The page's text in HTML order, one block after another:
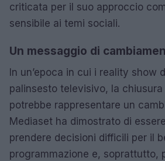
criticata per il suo approccio
sensibile ai temi sociali.
Un messaggio di
In un’epoca in cui i reality show
palinsesto televisivo, la chiusura
potrebbe rappresentare un
Mediaset ha dimostrato di
prendere decisioni difficili per il
programmazione e, soprattutto,